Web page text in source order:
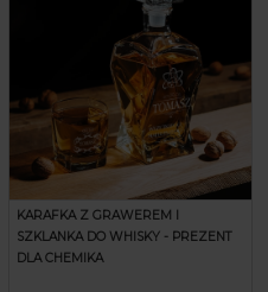
KARAFKA Z GRAWEREM I
SZKLANKA DO WHISKY - PREZENT
DLA CHEMIKA